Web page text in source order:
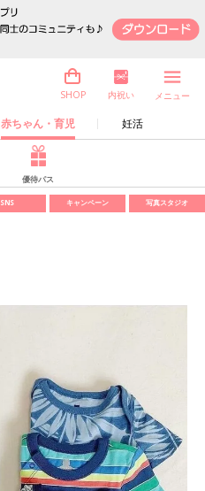
赤ちゃん・育児 妊活
SHOP 内祝い メニュー
優待パス
SNS キャンペーン 写真スタジオ